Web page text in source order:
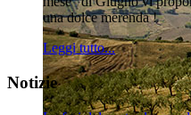
una dolce merenda !
Leggi tutto...
Notizie